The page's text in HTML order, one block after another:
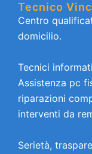
Tecnico
Centro
domicilio.
Tecnici
Assistenza pc
riparazioni
interventi da
Serietà,